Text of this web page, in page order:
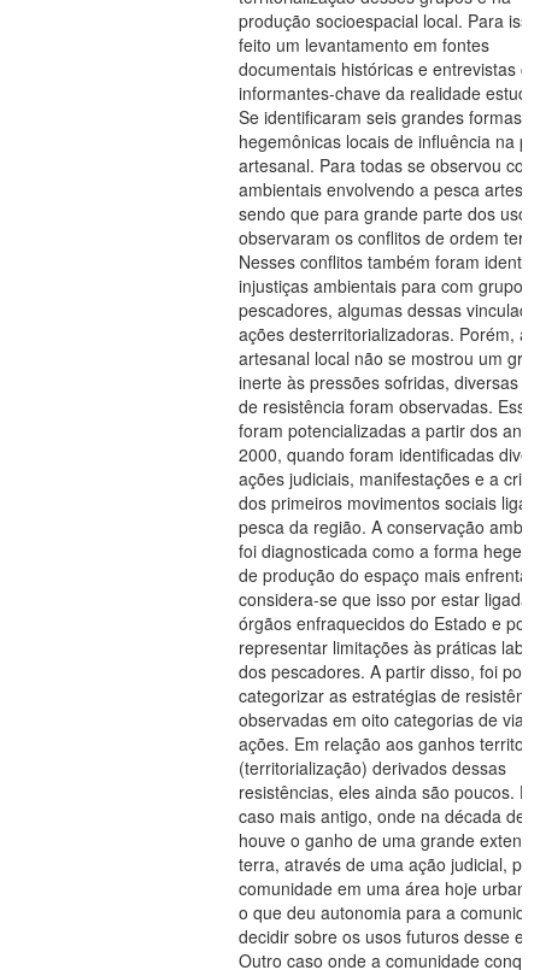
produção socioespacial local. Para
feito um levantamento em fontes
documentais históricas e entrevistas
informantes-chave da realidade
Se identificaram seis grandes formas
hegemônicas locais de influência na
artesanal. Para todas se observou
ambientais envolvendo a pesca
sendo que para grande parte dos
observaram os conflitos de ordem
Nesses conflitos também foram
injustiças ambientais para com grupos
pescadores, algumas dessas
ações desterritorializadoras. Porém, a
artesanal local não se mostrou um
inerte às pressões sofridas, diversas
de resistência foram observadas.
foram potencializadas a partir dos anos
2000, quando foram identificadas
ações judiciais, manifestações e a
dos primeiros movimentos sociais
pesca da região. A conservação
foi diagnosticada como a forma
de produção do espaço mais
considera-se que isso por estar ligada
órgãos enfraquecidos do Estado e por
representar limitações às práticas
dos pescadores. A partir disso, foi
categorizar as estratégias de
observadas em oito categorias de vias
ações. Em relação aos ganhos
(territorialização) derivados dessas
resistências, eles ainda são poucos.
caso mais antigo, onde na década de
houve o ganho de uma grande
terra, através de uma ação judicial,
comunidade em uma área hoje
o que deu autonomia para a
decidir sobre os usos futuros desse
Outro caso onde a comunidade